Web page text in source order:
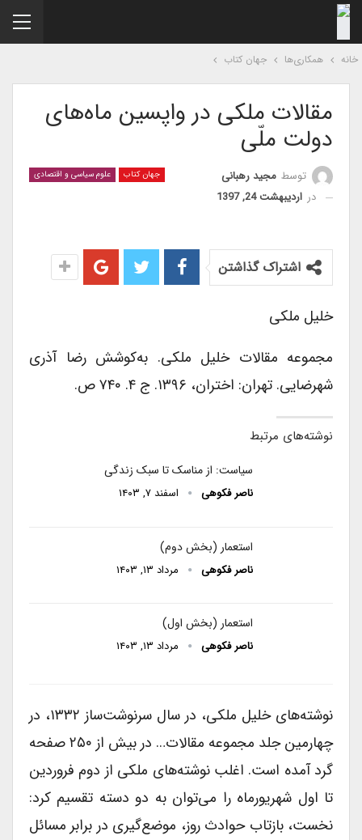
همکاری‌ها جهان کتاب
مقالات ملکی در واپسین ماه‌های
دولت ملّی
جهان کتاب علوم سیاسی و اقتصادی توسطمجید رهبانی
دراردیبهشت 24, 1397
اشتراک گذاشتن
خلیل ملکی
مجموعه مقالات خلیل ملکی. به‌کوشش رضا آذری
شهرضایی. تهران: اختران، ۱۳۹۶. ج ۴. ۷۴۰ ص.
نوشته‌های مرتبط
سیاست: از مناسک تا سبک زندگی
ناصر فکوهی اسفند ۷, ۱۴۰۳
استعمار (بخش دوم)
ناصر فکوهی مرداد ۱۳, ۱۴۰۳
استعمار (بخش اول)
ناصر فکوهی مرداد ۱۳, ۱۴۰۳
نوشته‌های خلیل ملکی، در سال سرنوشت‌ساز ۱۳۳۲، در
چهارمین جلد مجموعه مقالات… در بیش از ۲۵۰ صفحه
گرد آمده است. اغلب نوشته‌های ملکی از دوم فروردین
تا اول شهریورماه را می‌توان به دو دسته تقسیم کرد:
نخست، بازتاب حوادث روز، موضع‌گیری در برابر مسائل